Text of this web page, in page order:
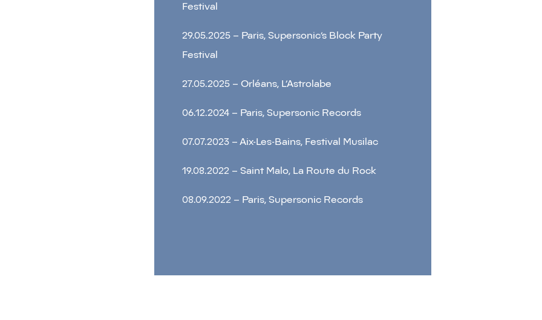
Festival
29.05.2025 – Paris, Supersonic’s Block Party
Festival
27.05.2025 – Orléans, L’Astrolabe
06.12.2024 – Paris, Supersonic Records
07.07.2023 – Aix-Les-Bains, Festival Musilac
19.08.2022 – Saint Malo, La Route du Rock
08.09.2022 – Paris, Supersonic Records